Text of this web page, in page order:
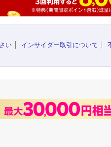
い インサイダー取引について